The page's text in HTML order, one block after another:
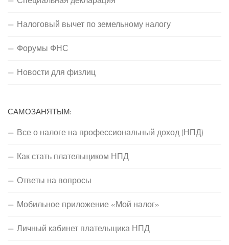
Налоговый вычет по земельному налогу
Форумы ФНС
Новости для физлиц
САМОЗАНЯТЫМ:
Все о налоге на профессиональный доход (НПД)
Как стать плательщиком НПД
Ответы на вопросы
Мобильное приложение «Мой налог»
Личный кабинет плательщика НПД